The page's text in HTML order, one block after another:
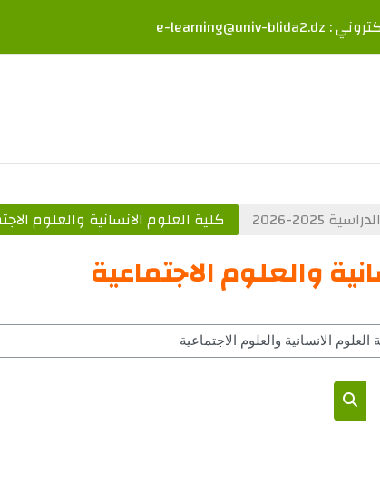
:
e-learning@univ-blida2.dz
2025-2026 كلية العلوم الانسانية والعلوم
والعلوم الاجتماعية
البحث في المقررات الدراسية